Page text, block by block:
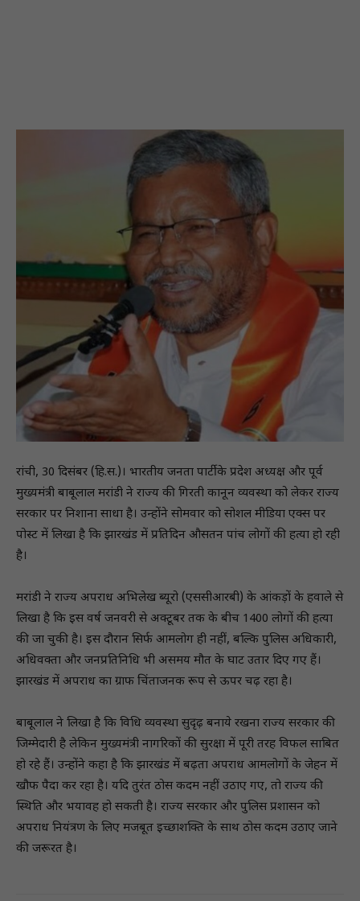
रांची, 30 दिसंबर (हि.स.)। भारतीय जनता पार्टी के प्रदेश अध्यक्ष और पूर्व
मुख्यमंत्री बाबूलाल मरांडी ने राज्य की गिरती कानून व्यवस्था को लेकर राज्य
सरकार पर निशाना साधा है। उन्होंने सोमवार को सोशल मीडिया एक्स पर
पोस्ट में लिखा है कि झारखंड में प्रतिदिन औसतन पांच लोगों की हत्या हो रही
है।
मरांडी ने राज्य अपराध अभिलेख ब्यूरो (एससीआरबी) के आंकड़ों के हवाले से
लिखा है कि इस वर्ष जनवरी से अक्टूबर तक के बीच 1400 लोगों की हत्या
की जा चुकी है। इस दौरान सिर्फ आमलोग ही नहीं, बल्कि पुलिस अधिकारी,
अधिवक्ता और जनप्रतिनिधि भी असमय मौत के घाट उतार दिए गए हैं।
झारखंड में अपराध का ग्राफ चिंताजनक रूप से ऊपर चढ़ रहा है।
बाबूलाल ने लिखा है कि विधि व्यवस्था सुदृढ़ बनाये रखना राज्य सरकार की
जिम्मेदारी है लेकिन मुख्यमंत्री नागरिकों की सुरक्षा में पूरी तरह विफल साबित
हो रहे हैं। उन्होंने कहा है कि झारखंड में बढ़ता अपराध आमलोगों के जेहन में
खौफ पैदा कर रहा है। यदि तुरंत ठोस कदम नहीं उठाए गए, तो राज्य की
स्थिति और भयावह हो सकती है। राज्य सरकार और पुलिस प्रशासन को
अपराध नियंत्रण के लिए मजबूत इच्छाशक्ति के साथ ठोस कदम उठाए जाने
की जरूरत है।